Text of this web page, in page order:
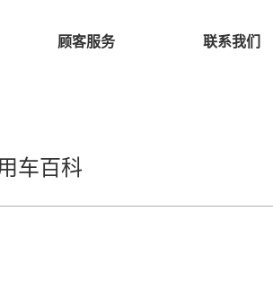
顾客服务 联系我们
车百科